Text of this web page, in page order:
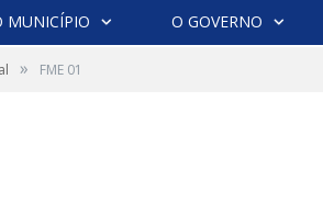
MUNICÍPIO O GOVERNO
» FME 01